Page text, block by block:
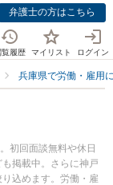
弁護士の方はこちら
覧履歴 マイリスト ログイン
兵庫県で労働・雇用
初回面談無料や休日
掲載中。さらに神戸
込めます。労働・雇